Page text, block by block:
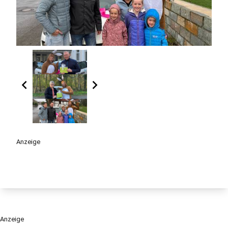
chevron_left chevron_right
Anzeige
Anzeige